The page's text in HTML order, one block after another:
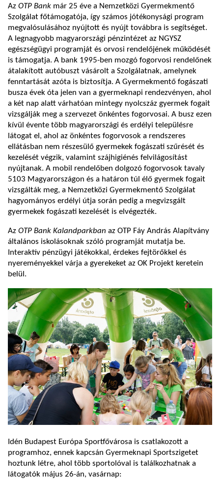
Az OTP Bank már 25 éve a Nemzetközi Gyermekmentő
Szolgálat főtámogatója, így számos jótékonysági program
megvalósulásához nyújtott és nyújt továbbra is segítséget.
A legnagyobb magyarországi pénzintézet az NGYSZ
egészségügyi programját és orvosi rendelőjének működését
is támogatja. A bank 1995-ben mozgó fogorvosi rendelőnek
átalakított autóbuszt vásárolt a Szolgálatnak, amelynek
fenntartását azóta is biztosítja. A Gyermekmentő fogászati
busza évek óta jelen van a gyermeknapi rendezvényen, ahol
a két nap alatt várhatóan mintegy nyolcszáz gyermek fogait
vizsgálják meg a szervezet önkéntes fogorvosai. A busz ezen
kívül évente több magyarországi és erdélyi településre
látogat el, ahol az önkéntes fogorvosok a rendszeres
ellátásban nem részesülő gyermekek fogászati szűrését és
kezelését végzik, valamint szájhigiénés felvilágosítást
nyújtanak. A mobil rendelőben dolgozó fogorvosok tavaly
5103 Magyarországon és a határon túl élő gyermek fogait
vizsgálták meg, a Nemzetközi Gyermekmentő Szolgálat
hagyományos erdélyi útja során pedig a megvizsgált
gyermekek fogászati kezelését is elvégezték.
Az OTP Bank Kalandparkban az OTP Fáy András Alapítvány
általános iskolásoknak szóló programját mutatja be.
Interaktív pénzügyi játékokkal, érdekes fejtörőkkel és
nyereményekkel várja a gyerekeket az OK Projekt keretein
belül.
Idén Budapest Európa Sportfővárosa is csatlakozott a
programhoz, ennek kapcsán Gyermeknapi Sportszigetet
hoztunk létre, ahol több sportolóval is találkozhatnak a
látogatók május 26-án, vasárnap: